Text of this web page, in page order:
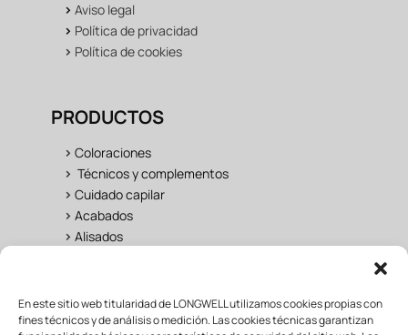
En este sitio web titularidad de LONGWELL utilizamos cookies propias con
fines técnicos y de análisis o medición. Las cookies técnicas garantizan
> Aviso legal
> Política de privacidad
> Política de cookies
PRODUCTOS
> Coloraciones
> Técnicos y complementos
> Cuidado capilar
> Acabados
> Alisados
UNIVERSO LONGWELL